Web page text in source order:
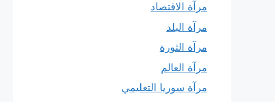
مرآة الاقتصاد
مرآة البلد
مرآة الثورة
مرآة العالم
مرآة سوريا التعليمي